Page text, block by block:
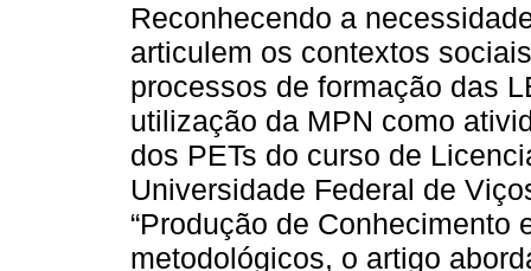
Reconhecendo a
articulem os contextos
processos de formação das
utilização da MPN como
dos PETs do curso de
Universidade Federal de
“Produção de Conhecimento
metodológicos, o artigo